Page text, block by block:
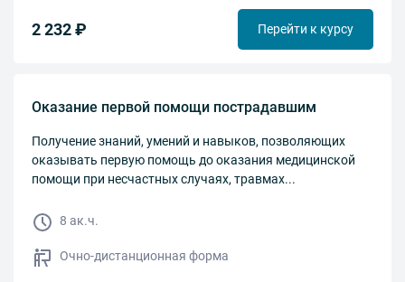
2 232 ₽ Перейти к курсу
Оказание первой помощи пострадавшим
Получение знаний, умений и навыков, позволяющих
оказывать первую помощь до оказания медицинской
помощи при несчастных случаях, травмах...
8 ак.ч.
Очно-дистанционная форма